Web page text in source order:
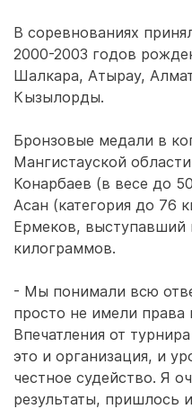
В соревнованиях
2000-2003 годов
Шалкара, Атырау,
Кызылорды.
Бронзовые медали в
Мангистауской
Конарбаев (в весе до
Асан (категория до 76
Ермеков, выступавший
килограммов.
- Мы понимали всю
просто не имели права
Впечатления от
это и организация, и
честное судейство. Я
результаты, пришлось